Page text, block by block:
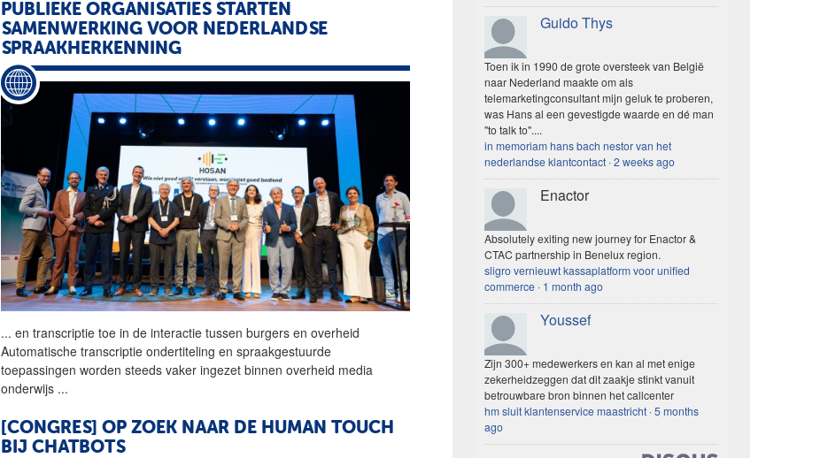
PUBLIEKE ORGANISATIES STARTEN
SAMENWERKING VOOR NEDERLANDSE
SPRAAKHERKENNING
... en transcriptie toe in deinteractie tussenburgers en overheid
Automatische transcriptie ondertiteling en spraakgestuurde
toepassingen worden steeds vaker ingezet binnen overheid media
onderwijs ...
[CONGRES] OP ZOEK NAAR DE HUMAN TOUCH
BIJ CHATBOTS
Guido Thys
Toen ik in 1990 de grote oversteek van België
naar Nederland maakte om als
telemarketingconsultant mijn geluk te proberen,
was Hans al een gevestigde waarde en dé man
"to talk to"....
in memoriam hans bach nestor van het
nederlandse klantcontact ·2 weeks ago
Enactor
Absolutely exiting new journey for Enactor &
CTAC partnership in Benelux region.
sligro vernieuwt kassaplatform voor unified
commerce · 1 month ago
Youssef
Zijn 300+ medewerkers en kan al met enige
zekerheidzeggen dat dit zaakje stinkt vanuit
betrouwbare bron binnen het callcenter
hm sluit klantenservice maastricht ·5 months
ago